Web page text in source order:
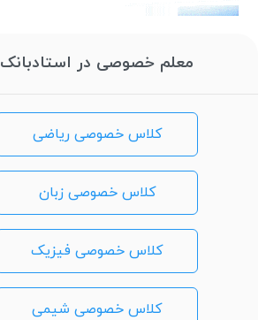
معلم خصوصی در استادبانک
کلاس خصوصی ریاضی
کلاس خصوصی زبان
کلاس خصوصی فیزیک
کلاس خصوصی شیمی